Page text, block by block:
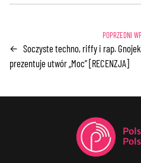
← Soczyste techno, riffy i rap. Gnojek
prezentuje utwór „Moc” [RECENZJA]